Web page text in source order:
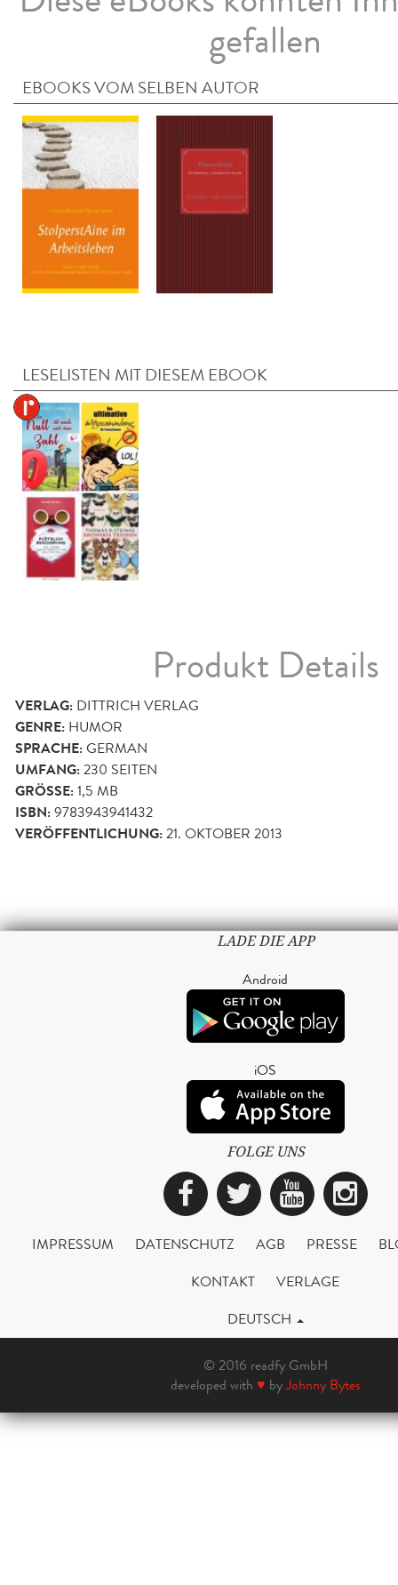
gefallen
EBOOKS VOM SELBEN AUTOR
LESELISTEN MIT DIESEM EBOOK
Produkt Details
VERLAG: DITTRICH VERLAG
GENRE: HUMOR
SPRACHE:GERMAN
UMFANG:230 SEITEN
GRÖSSE: 1,5 MB
ISBN:9783943941432
VERÖFFENTLICHUNG:21. OKTOBER 2013
LADE DIE APP
Android
iOS
FOLGE UNS
Facebook
Twitter
IMPRESSUM DATENSCHUTZ AGB PRESSE
KONTAKT
VERLAGE
DEUTSCH
© 2016 readfy GmbH
developed with ♥ byJohnny Bytes